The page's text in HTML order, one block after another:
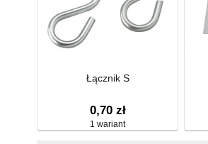
Łącznik S
0,70 zł
1 wariant